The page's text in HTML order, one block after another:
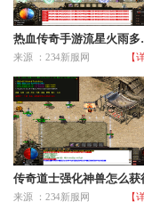
热血
来源 ：234新服网 【
传奇道士强化神兽怎么获
来源 ：234新服网 【